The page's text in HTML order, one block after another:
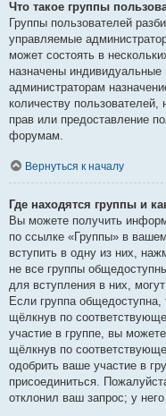
Что такое группы
Группы пользователей
управляемые
может состоять в
назначены индивидуальные
администраторам
количеству
прав или предоставление
форумам.
Вернуться к началу
Где находятся группы и
Вы можете получить
по ссылке «Группы» в
вступить в одну из них,
не все группы
для вступления в них,
Если группа общедоступна,
щёлкнув по
участие в группе, вы
щёлкнув по
одобрить ваше участие в
присоединиться.
отклонил ваш запрос; у